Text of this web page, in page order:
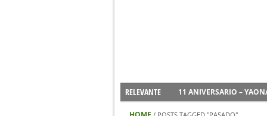
RELEVANTE
CONTAMINACIÓN DEL
INICIO DE FERIA